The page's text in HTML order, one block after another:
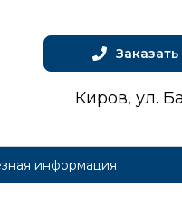
информация
Киров, ул.